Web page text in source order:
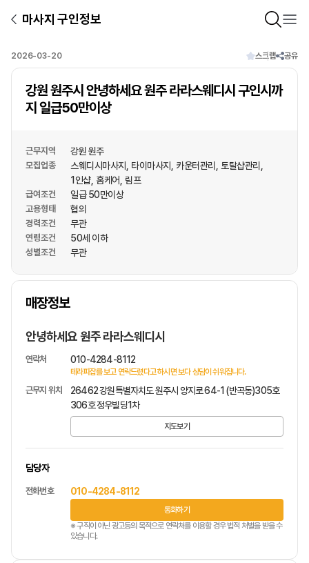
마사지 구인정보
2026-03-20 스크랩 공유
강원 원주시 안녕하세요 원주 라라스웨디시 구인시까
지 일급50만이상
근무지역 강원 원주
모집업종 스웨디시마사지 타이마사지 카운터관리
토탈샵관리
1인샵 홈케어 림프
급여조건 일급 50만이상
고용형태 협의
경력조건 무관
연령조건 50세 이하
성별조건 무관
매장정보
상호명
안녕하세요 원주 라라스웨디시
연락처 010-4284-8112
테라피잡를 보고 연락드렸다고 하시면 보다 상담이 쉬워집니다.
근무지 위치
26462 강원특별자치도 원주시 양지로 64-1 (반곡동)305호
306호 정우빌딩1차
지도보기
담당자
전화번호 010-4284-8112
통화하기
※ 구직이 아닌 광고등의 목적으로 연락처를 이용할 경우 법적 처벌을 받을 수
있습니다.